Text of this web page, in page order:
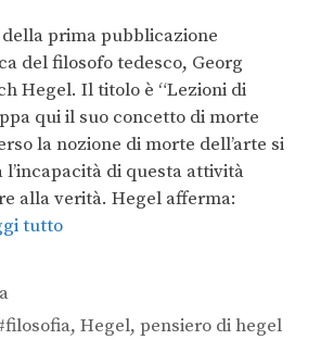
prima pubblicazione
del filosofo tedesco, Georg
Hegel. Il titolo è “Lezioni di
qui il suo concetto di morte
la nozione di morte dell’arte si
di questa attività
alla verità. Hegel afferma:
tutto
,Hegel,pensiero di hegel